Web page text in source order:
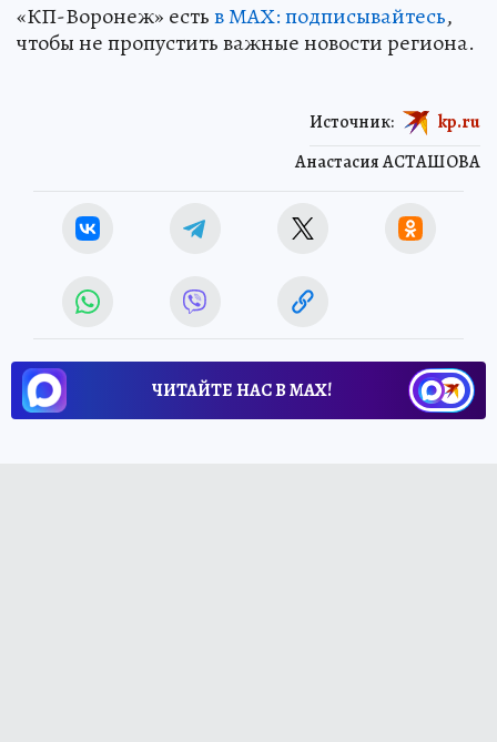
«КП-Воронеж» естьв МАХ: подписывайтесь,
чтобы не пропустить важные новости региона.
Анастасия АСТАШОВА
Источник: kp.ru
ЧИТАЙТЕ НАС В МАХ!